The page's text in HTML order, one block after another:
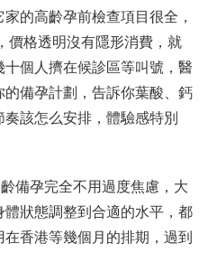
的高齡孕前檢查項目很全，
價格透明沒有隱形消費，就
個人擠在候診區等叫號，醫
備孕計劃，告訴你葉酸、鈣
該怎么安排，體驗感特別
備孕完全不用過度焦慮，大
狀態調整到合適的水平，都
香港等幾個月的排期，過到